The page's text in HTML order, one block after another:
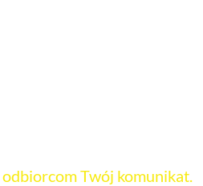
odbiorcom Twój komunikat.